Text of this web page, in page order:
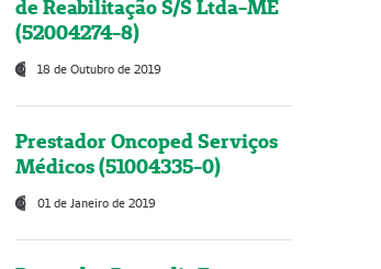
de Reabilitação S/S Ltda-ME
(52004274-8)
18 de Outubro de 2019
Prestador Oncoped Serviços
Médicos (51004335-0)
01 de Janeiro de 2019